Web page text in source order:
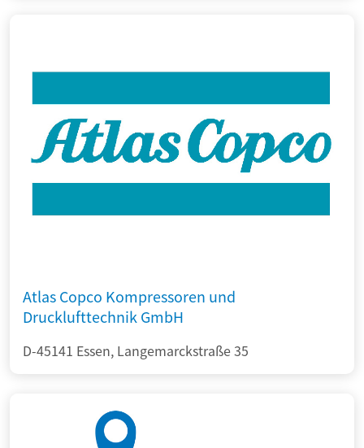
Atlas Copco Kompressoren und
Drucklufttechnik GmbH
D-45141 Essen, Langemarckstraße 35